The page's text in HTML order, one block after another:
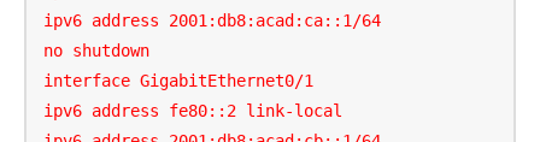
ipv6 address 2001:db8:acad:ca::1/64
no shutdown
interface GigabitEthernet0/1
ipv6 address fe80::2 link-local